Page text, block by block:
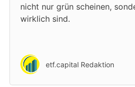
nicht nur grün scheinen,
wirklich sind.
etf.capital Redaktion